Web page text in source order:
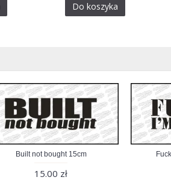
Do koszyka
Built not bought 15cm
15.00 zł